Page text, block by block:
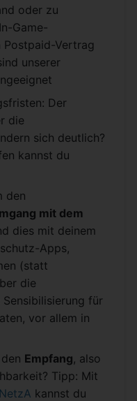
oder zu
Game-
Postpaid-Vertrag
unserer
Der
die
sich deutlich?
kannst du
den
mit dem
dies mit deinem
Apps,
(statt
die
für
vor allem in
Empfang, also
Tipp: Mit
kannst du